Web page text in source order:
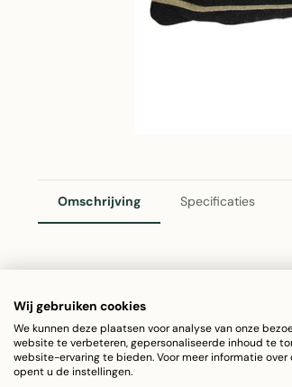
Omschrijving Specificaties
Mars & More Gobelin Kussen
Dit stijlvolle gobelin kussen van Mars
kleurige kussen met nautical knot
van duurzaam katoen, perfect voor
Wij gebruiken cookies
We kunnen deze plaatsen voor analyse van onze
website te verbeteren, gepersonaliseerde inhoud te
website-ervaring te bieden. Voor meer informatie
opent u de instellingen.